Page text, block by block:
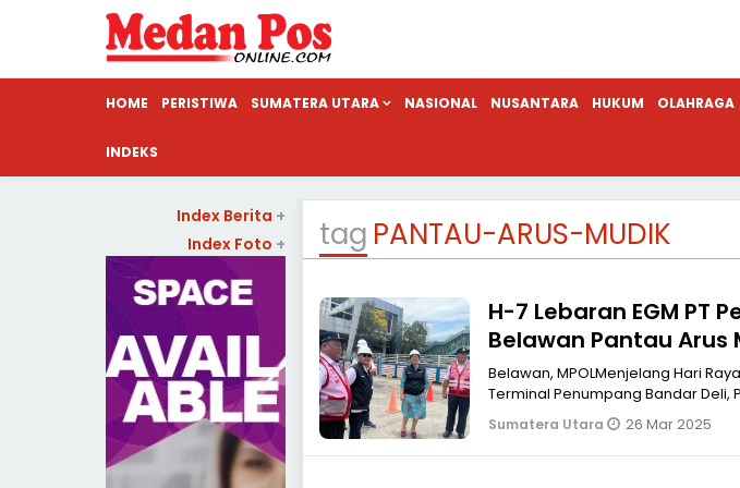
HOME PERISTIWA SUMATERA UTARA NASIONAL NUSANTARA HUKUM OLAHRAGA
INDEKS
tag PANTAU-ARUS-MUDIK
H-7 Lebaran EGM PT
Belawan Pantau Arus
Penumpang Bandar
Belawan, MPOLMenjelang Hari
Terminal Penumpang Bandar Deli,
mengalami peningka
Sumatera Utara 26 Mar 2025
Index Berita +
Index Foto +